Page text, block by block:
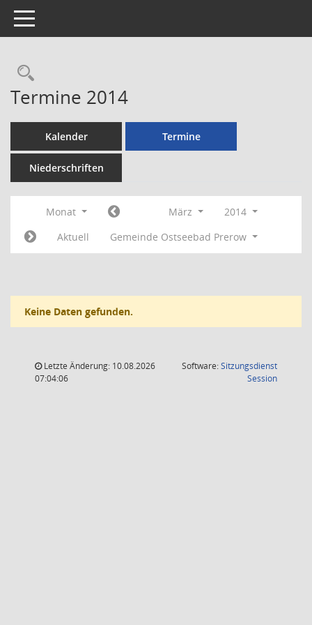
Toggle navigation
Rechercheauswahl
Termine 2014
Kalender Termine
Niederschriften
Monat März
2014
Aktuell
Gemeinde Ostseebad Prerow
Keine Daten gefunden.
Letzte Änderung: 10.08.2026
07:04:06
Software:Sitzungsdienst
Session(Wird in